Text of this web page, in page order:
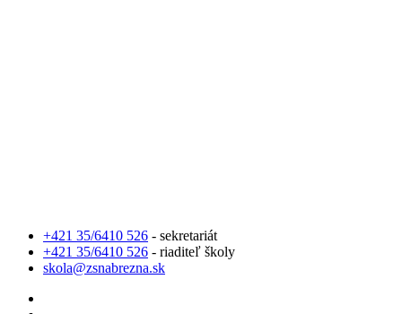
+421 35/6410 526 - sekretariát
+421 35/6410 526 - riaditeľ školy
skola@zsnabrezna.sk